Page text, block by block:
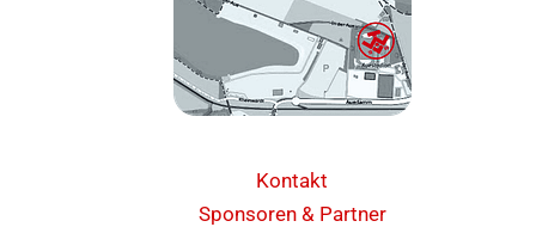
Kontakt
Sponsoren & Partner